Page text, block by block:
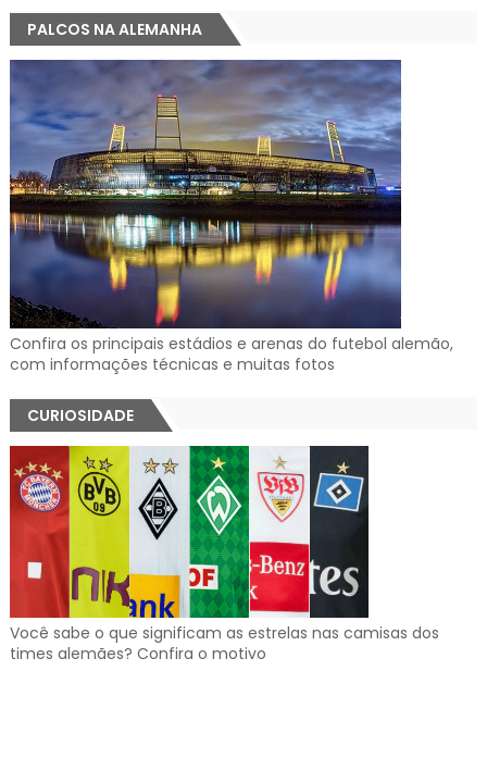
PALCOS NA ALEMANHA
Confira os principais estádios e arenas do futebol alemão,
com informações técnicas e muitas fotos
CURIOSIDADE
Você sabe o que significam as estrelas nas camisas dos
times alemães? Confira o motivo